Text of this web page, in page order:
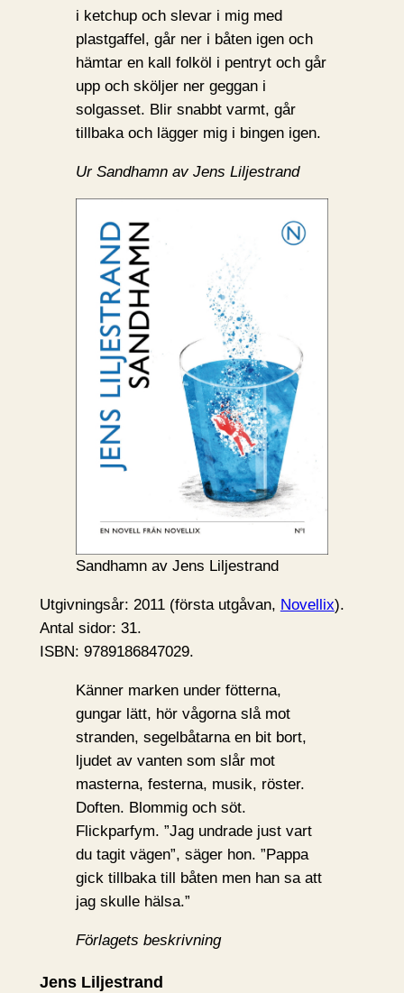
i ketchup och slevar i mig med
plastgaffel, går ner i båten igen och
hämtar en kall folköl i pentryt och går
upp och sköljer ner geggan i
solgasset. Blir snabbt varmt, går
tillbaka och lägger mig i bingen igen.
Ur Sandhamn av Jens Liljestrand
Sandhamn av Jens Liljestrand
Utgivningsår: 2011 (första utgåvan, Novellix).
Antal sidor: 31.
ISBN: 9789186847029.
Känner marken under fötterna,
gungar lätt, hör vågorna slå mot
stranden, segelbåtarna en bit bort,
ljudet av vanten som slår mot
masterna, festerna, musik, röster.
Doften. Blommig och söt.
Flickparfym. ”Jag undrade just vart
du tagit vägen”, säger hon. ”Pappa
gick tillbaka till båten men han sa att
jag skulle hälsa.”
Förlagets beskrivning
Jens Liljestrand